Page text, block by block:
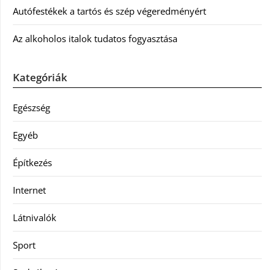
Autófestékek a tartós és szép végeredményért
Az alkoholos italok tudatos fogyasztása
Kategóriák
Egészség
Egyéb
Építkezés
Internet
Látnivalók
Sport